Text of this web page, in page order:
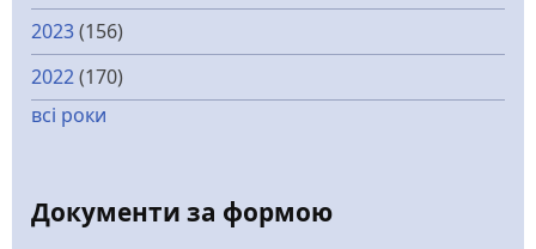
2023(156)
2022(170)
всі роки
Документи за формою